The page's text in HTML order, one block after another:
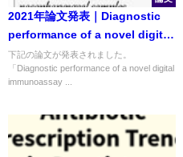
2021年論文発表｜Diagnostic
performance of a novel digital
immunoassay (RapidTesta
SARS-CoV-2): A prospective
observational study with
下記の論文が発表されました。
「Diagnostic performance of a novel digital
immunoassay ...